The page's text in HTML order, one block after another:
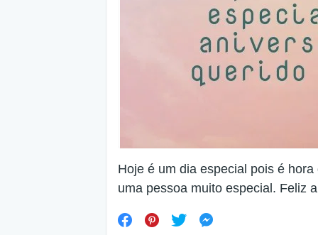
Hoje é um dia especial pois é
uma pessoa muito especial. Feliz